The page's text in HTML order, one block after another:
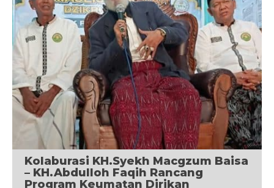
Kolaburasi KH.Syekh Macgzum Baisa
– KH.Abdulloh Faqih Rancang
Program Keumatan Dirikan